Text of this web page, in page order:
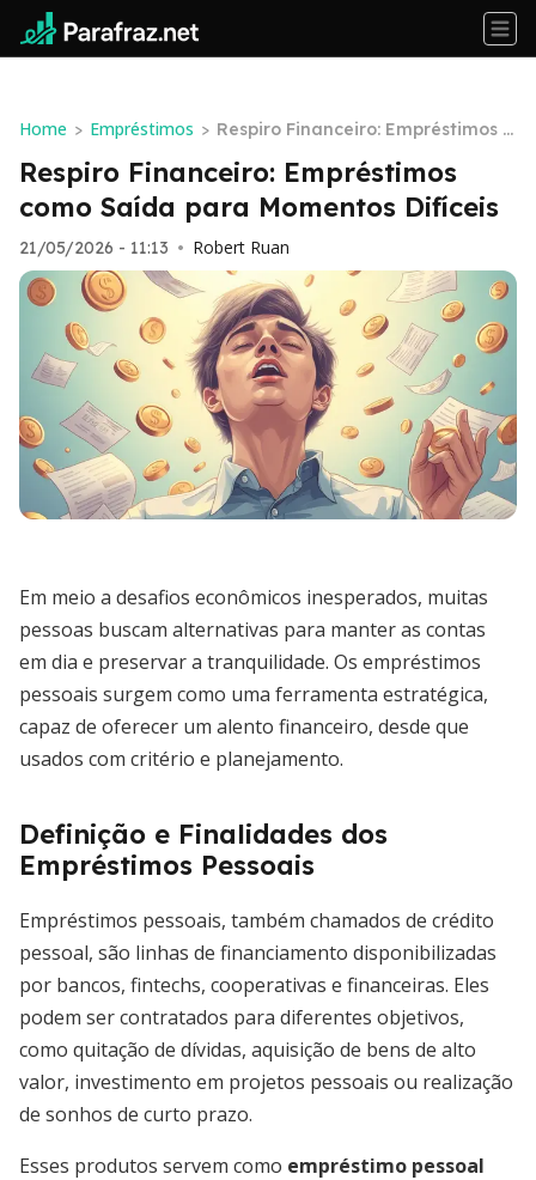
Home > Empréstimos > Respiro Financeiro: Empréstimos c
omo Saída para Momentos Difícei
s
Respiro Financeiro: Empréstimos
como Saída para Momentos Difíceis
21/05/2026 - 11:13 • Robert Ruan
Em meio a desafios econômicos inesperados, muitas
pessoas buscam alternativas para manter as contas
em dia e preservar a tranquilidade. Os empréstimos
pessoais surgem como uma ferramenta estratégica,
capaz de oferecer um alento financeiro, desde que
usados com critério e planejamento.
Definição e Finalidades dos
Empréstimos Pessoais
Empréstimos pessoais, também chamados de crédito
pessoal, são linhas de financiamento disponibilizadas
por bancos, fintechs, cooperativas e financeiras. Eles
podem ser contratados para diferentes objetivos,
como quitação de dívidas, aquisição de bens de alto
valor, investimento em projetos pessoais ou realização
de sonhos de curto prazo.
Esses produtos servem como empréstimo pessoal